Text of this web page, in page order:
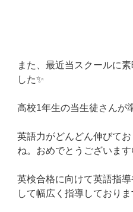
また、最近当スクールに
した✨
高校1年生の当生徒さんが
英語力がどんどん伸びて
ね。おめでとうございます
英検合格に向けて英語指
して幅広く指導しておりま